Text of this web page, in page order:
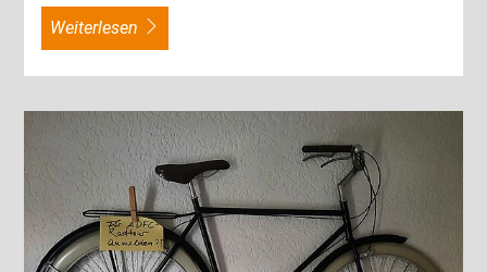
weiterlesen